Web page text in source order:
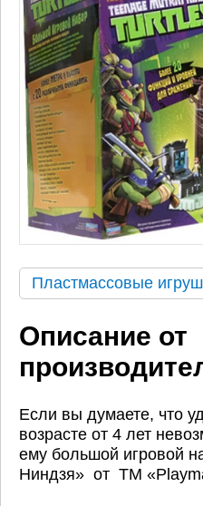
Пластмассовые
Описание от
Если вы думаете, что
возрасте от 4 лет
ему большой игровой
Ниндзя» от ТМ